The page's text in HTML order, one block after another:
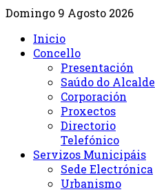
Domingo 9 Agosto 2026
Inicio
Concello
Presentación
Saúdo do Alcalde
Corporación
Proxectos
Directorio
Telefónico
Servizos Municipáis
Sede Electrónica
Urbanismo